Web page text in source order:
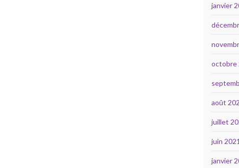
janvier
octobre
août
juillet
juin 2021
janvier